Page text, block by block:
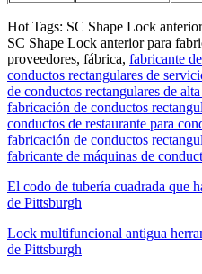
Hot Tags: SC Shape Lock
SC Shape Lock anterior para
proveedores, fábrica, fabricante
conductos rectangulares de
de conductos rectangulares de
fabricación de conductos
conductos de restaurante para
fabricación de conductos
fabricante de máquinas de
El codo de tubería cuadrada que
de Pittsburgh
Lock multifuncional antigua
de Pittsburgh